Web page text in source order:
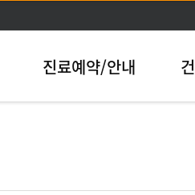
본문
진료예약/안내